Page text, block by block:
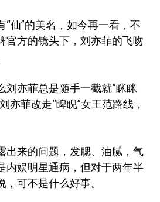
“仙”的美名，如今再一看，不
官方的镜头下，刘亦菲的飞吻
刘亦菲总是随手一截就“眯眯
亦菲改走“睥睨”女王范路线，
出来的问题，发腮、油腻，气
内娱明星通病，但对于两年半
可不是什么好事。